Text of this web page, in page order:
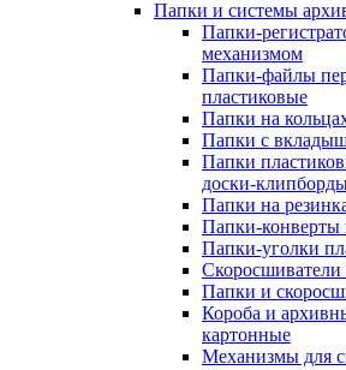
Папки и системы
Папки-
механизмом
Папки-файлы
пластиковые
Папки на
Папки с
Папки
доски-
Папки на
Папки-конверты
Папки-уголки
Скоросшиватели
Папки и
Короба и
картонные
Механизмы для